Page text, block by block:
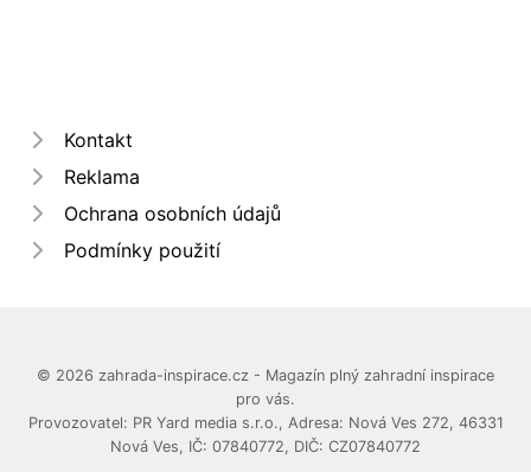
Kontakt
Reklama
Ochrana osobních údajů
Podmínky použití
© 2026 zahrada-inspirace.cz - Magazín plný zahradní inspirace
pro vás.
Provozovatel: PR Yard media s.r.o., Adresa: Nová Ves 272, 46331
Nová Ves, IČ: 07840772, DIČ: CZ07840772